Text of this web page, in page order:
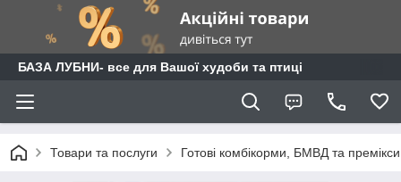
БАЗА ЛУБНИ- все для Вашої худоби та птиці
Товари та послуги Готові комбікорми, БМВД та премікси